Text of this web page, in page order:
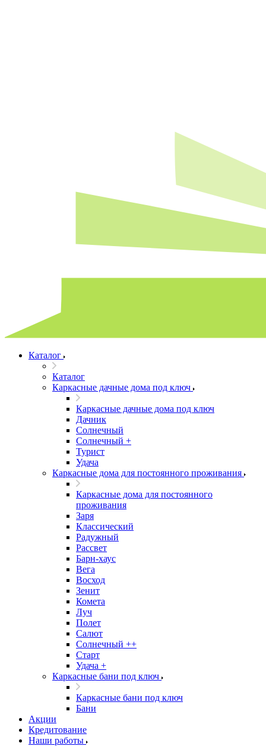
Каталог
Каталог
Каркасные дачные дома под ключ
Каркасные дачные дома под ключ
Дачник
Солнечный
Солнечный +
Турист
Удача
Каркасные дома для постоянного проживания
Каркасные дома для постоянного
проживания
Заря
Классический
Радужный
Рассвет
Барн-хаус
Вега
Восход
Зенит
Комета
Луч
Полет
Салют
Солнечный ++
Старт
Удача +
Каркасные бани под ключ
Каркасные бани под ключ
Бани
Акции
Кредитование
Наши работы